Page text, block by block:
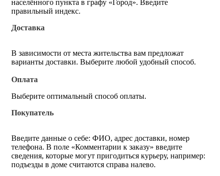
населённого пункта в графу «Город». Введите
правильный индекс.
Доставка
В зависимости от места жительства вам предложат
варианты доставки. Выберите любой удобный способ.
Оплата
Выберите оптимальный способ оплаты.
Покупатель
Введите данные о себе: ФИО, адрес доставки, номер
телефона. В поле «Комментарии к заказу» введите
сведения, которые могут пригодиться курьеру, например:
подъезды в доме считаются справа налево.